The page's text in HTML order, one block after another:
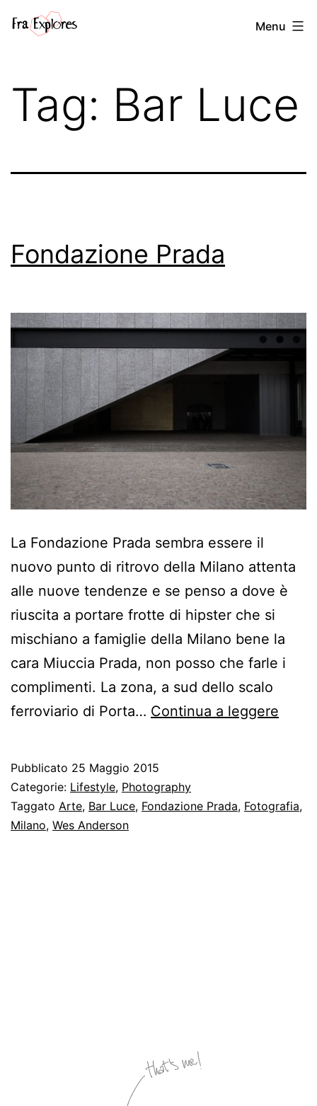
Fra
Menu
Tag: Bar Luce
Fondazione Prada
La Fondazione Prada sembra essere il
nuovo punto di ritrovo della Milano attenta
alle nuove tendenze e se penso a dove è
riuscita a portare frotte di hipster che si
mischiano a famiglie della Milano bene la
cara Miuccia Prada, non posso che farle i
complimenti. La zona, a sud dello scalo
ferroviario di Porta… Continua a leggere
Pubblicato 25 Maggio 2015
Categorie: Lifestyle, Photography
Taggato Arte, Bar Luce, Fondazione Prada, Fotografia,
Milano, Wes Anderson